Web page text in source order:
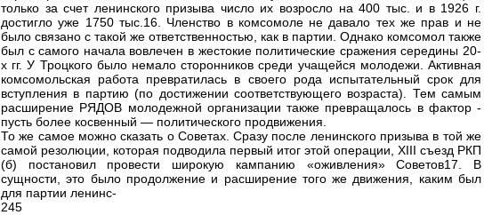
только за счет ленинского призыва число их возросло на 400 тыс. и в 1926 г.
достигло уже 1750 тыс.16. Членство в комсомоле не давало тех же прав и не
было связано с такой же ответственностью, как в партии. Однако комсомол также
был с самого начала вовлечен в жестокие политические сражения середины 20-
х гг. У Троцкого было немало сторонников среди учащейся молодежи. Активная
комсомольская работа превратилась в своего рода испытательный срок для
вступления в партию (по достижении соответствующего возраста). Тем самым
расширение РЯДОВ молодежной организации также превращалось в фактор -
пусть более косвенный — политического продвижения.
То же самое можно сказать о Советах. Сразу после ленинского призыва в той же
самой резолюции, которая подводила первый итог этой операции, XIII съезд РКП
(б) постановил провести широкую кампанию «оживления» Советов17. В
сущности, это было продолжение и расширение того же движения, каким был
для партии ленинс-
245